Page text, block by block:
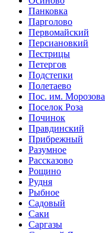
Панковка
Парголово
Первомайский
Персиановкий
Пестрицы
Петергов
Подстепки
Полетаево
Пос. им. Морозова
Поселок Роза
Починок
Правдинский
Прибрежный
Разумное
Рассказово
Рощино
Рудня
Рыбное
Садовый
Саки
Саргазы